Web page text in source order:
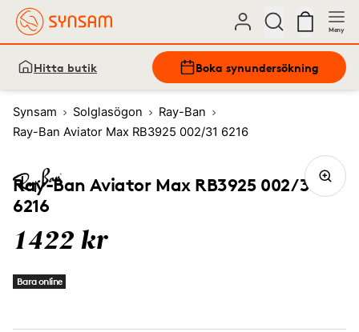
Meny
Hitta butik Boka synundersökning
Synsam Solglasögon
Ray-Ban
Ray-Ban Aviator Max RB3925 002/31 6216
Ray-Ban Aviator Max RB3925 002/31
6216
1422 kr
Bara online